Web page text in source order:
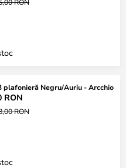
plafonieră Negru/Auriu - Arcchio
RON
RON